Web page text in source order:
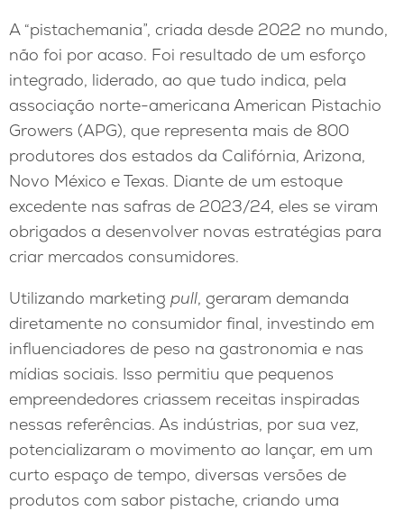
A “pistachemania”, criada desde 2022 no mundo,
não foi por acaso. Foi resultado de um esforço
integrado, liderado, ao que tudo indica, pela
associação norte-americana American Pistachio
Growers (APG), que representa mais de 800
produtores dos estados da Califórnia, Arizona,
Novo México e Texas. Diante de um estoque
excedente nas safras de 2023/24, eles se viram
obrigados a desenvolver novas estratégias para
criar mercados consumidores.
Utilizando marketing pull, geraram demanda
diretamente no consumidor final, investindo em
influenciadores de peso na gastronomia e nas
mídias sociais. Isso permitiu que pequenos
empreendedores criassem receitas inspiradas
nessas referências. As indústrias, por sua vez,
potencializaram o movimento ao lançar, em um
curto espaço de tempo, diversas versões de
produtos com sabor pistache, criando uma